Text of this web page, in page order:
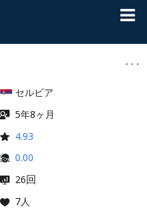
セルビア
5年8ヶ月
4.93
0.00
26回
7人